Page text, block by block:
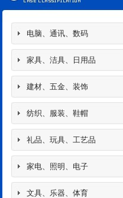
电脑、通讯、数码
家具、洁具、日用品
建材、五金、装饰
纺织、服装、鞋帽
礼品、玩具、工艺品
家电、照明、电子
文具、乐器、体育